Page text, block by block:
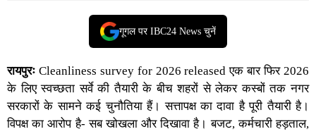
गूगल पर IBC24 News चुनें
रायपुरः Cleanliness survey for 2026 released एक बार फिर 2026
के लिएस्वच्छता सर्वेकी तैयारी के बीच शहरों से लेकर कस्बों तक नगर
सरकारों के सामने कई चुनौतिया हैं। सत्तापक्ष का दावा है पूरी तैयारी है।
विपक्ष का आरोप है- सब खोखला और दिखावा है। बजट, कर्मचारी हड़ताल,